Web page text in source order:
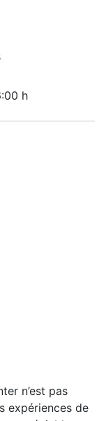
h
n’est pas
expériences de